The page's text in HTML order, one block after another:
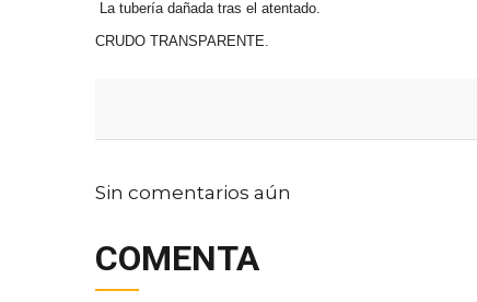
La tubería dañada tras el atentado.
CRUDO TRANSPARENTE.
Sin comentarios aún
COMENTA